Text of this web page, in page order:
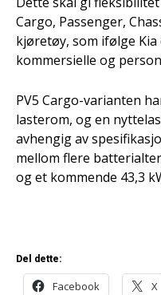
Cargo, Passenger,
kjøretøy, som ifølge
kommersielle og
PV5 Cargo-varianten
lasterom, og en
avhengig av
mellom flere
og et kommende 43,3
Del dette:
Facebook X